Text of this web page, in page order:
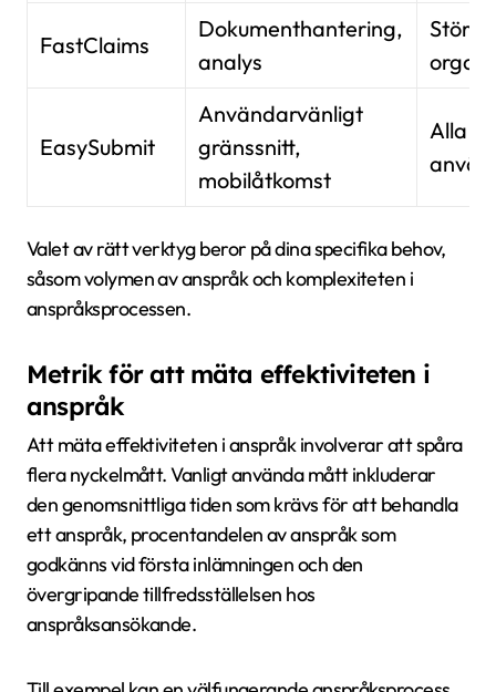
FastClaims
Dokumenthantering,
analys
Större
EasySubmit
Användarvänligt
gränssnitt,
mobilåtkomst
Alla
Valet av rätt verktyg beror på dina specifika behov,
såsom volymen av anspråk och komplexiteten i
anspråksprocessen.
Metrik för att mäta effektiviteten i
anspråk
Att mäta effektiviteten i anspråk involverar att spåra
flera nyckelmått. Vanligt använda mått inkluderar
den genomsnittliga tiden som krävs för att behandla
ett anspråk, procentandelen av anspråk som
godkänns vid första inlämningen och den
övergripande tillfredsställelsen hos
anspråksansökande.